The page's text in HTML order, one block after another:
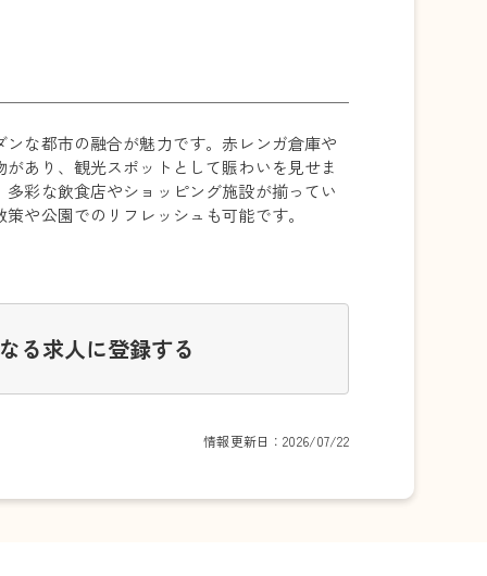
な都市の融合が魅力です。赤レンガ倉庫や
あり、観光スポットとして賑わいを見せま
彩な飲食店やショッピング施設が揃ってい
や公園でのリフレッシュも可能です。
る求人に登録する
情報更新日：2026/07/22